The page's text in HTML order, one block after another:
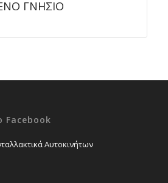
ΓΝΗΣΙΟ
Facebook
Αυτοκινήτων